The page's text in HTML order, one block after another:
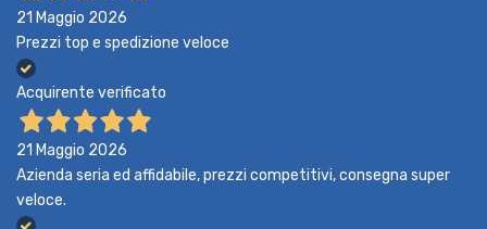
21 Maggio 2026
Prezzi top e spedizione veloce
Acquirente verificato
21 Maggio 2026
Azienda seria ed affidabile, prezzi competitivi, consegna super
veloce.